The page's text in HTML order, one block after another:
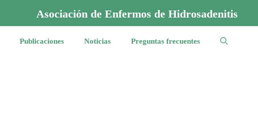
Asociación de Enfermos de Hidrosadenitis
Publicaciones Noticias Preguntas frecuentes